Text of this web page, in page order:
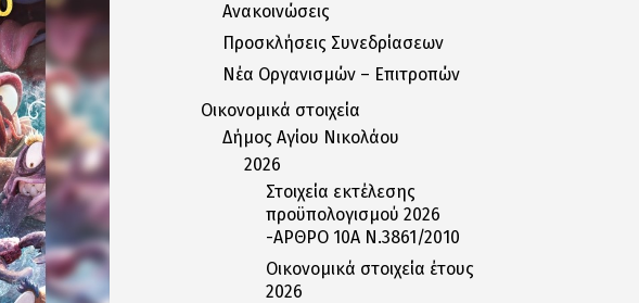
Ανακοινώσεις
Προσκλήσεις Συνεδρίασεων
Nέα Oργανισμών – Eπιτροπών
Οικονομικά στοιχεία
Δήμος Αγίου Νικολάου
2026
Στοιχεία εκτέλεσης
προϋπολογισμού 2026
-ΑΡΘΡΟ 10Α Ν.3861/2010
Οικονομικά στοιχεία έτους
2026